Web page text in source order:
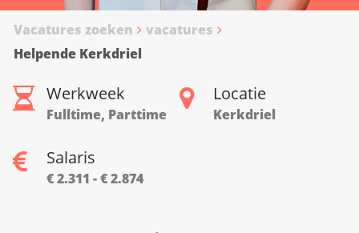
Vacatures zoeken
vacatures
Helpende Kerkdriel
Werkweek
Fulltime, Parttime
Locatie
Kerkdriel
Salaris
€ 2.311 - € 2.874